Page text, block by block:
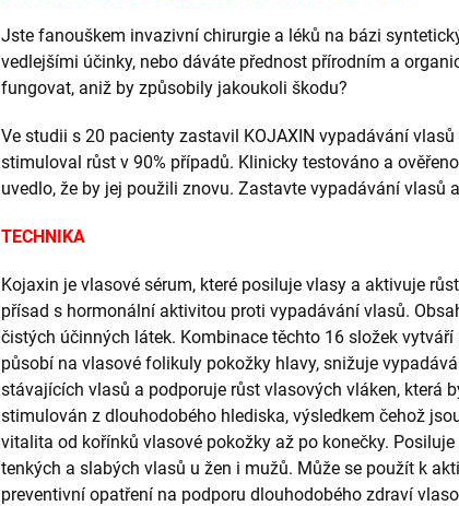
Jste fanouškem invazivní chirurgie a léků na bázi
vedlejšími účinky, nebo dáváte přednost přírodním a
fungovat, aniž by způsobily jakoukoli škodu?
Ve studii s 20 pacienty zastavil KOJAXIN vypadávání vlasů
stimuloval růst v 90% případů. Klinicky testováno a
uvedlo, že by jej použili znovu. Zastavte vypadávání vlasů
TECHNIKA
Kojaxin je vlasové sérum, které posiluje vlasy a aktivuje
přísad s hormonální aktivitou proti vypadávání vlasů.
čistých účinných látek. Kombinace těchto 16 složek
působí na vlasové folikuly pokožky hlavy, snižuje
stávajících vlasů a podporuje růst vlasových vláken, která
stimulován z dlouhodobého hlediska, výsledkem čehož
vitalita od kořínků vlasové pokožky až po konečky.
tenkých a slabých vlasů u žen i mužů. Může se použít k
preventivní opatření na podporu dlouhodobého zdraví